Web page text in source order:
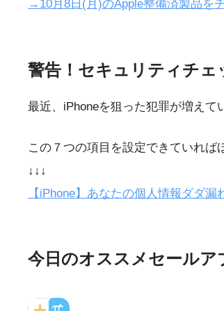
→10月8日(月)のApple整備済製品を
警告！セキュリティチェ
最近、iPhoneを狙った犯罪が増えて
この７つの項目を設定できていれば
↓↓↓
【iPhone】あなたの個人情報ダダ
今日のオススメセールア